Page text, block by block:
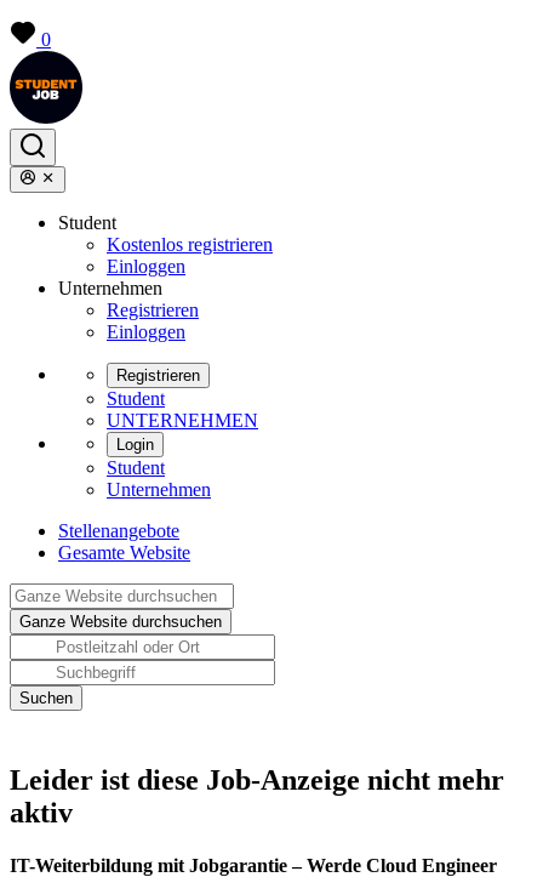
0
Student
Kostenlos registrieren
Einloggen
Unternehmen
Registrieren
Einloggen
Registrieren
Student
UNTERNEHMEN
Login
Student
Unternehmen
Stellenangebote
Gesamte Website
Leider ist diese Job-Anzeige nicht mehr
aktiv
IT-Weiterbildung mit Jobgarantie – Werde Cloud Engineer